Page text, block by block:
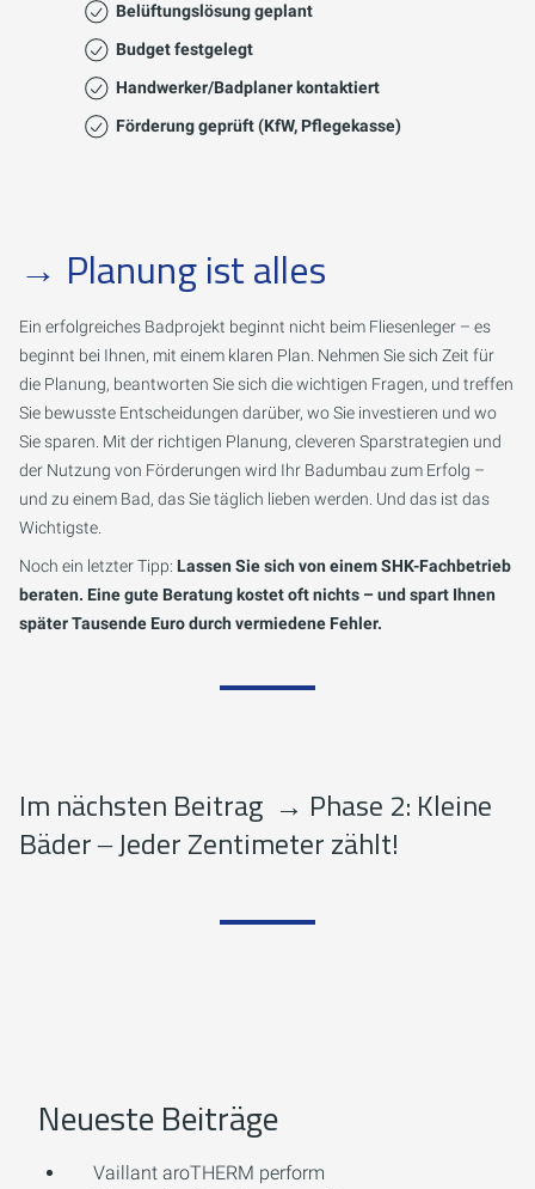
Belüftungslösung geplant
Budget festgelegt
Handwerker/Badplaner kontaktiert
Förderung geprüft (KfW, Pflegekasse)
→ Planung ist alles
Ein erfolgreiches Badprojekt beginnt nicht beim Fliesenleger – es
beginnt bei Ihnen, mit einem klaren Plan. Nehmen Sie sich Zeit für
die Planung, beantworten Sie sich die wichtigen Fragen, und treffen
Sie bewusste Entscheidungen darüber, wo Sie investieren und wo
Sie sparen. Mit der richtigen Planung, cleveren Sparstrategien und
der Nutzung von Förderungen wird Ihr Badumbau zum Erfolg –
und zu einem Bad, das Sie täglich lieben werden. Und das ist das
Wichtigste.
Noch ein letzter Tipp: Lassen Sie sich von einem SHK-Fachbetrieb
beraten. Eine gute Beratung kostet oft nichts – und spart Ihnen
später Tausende Euro durch vermiedene Fehler.
Im nächsten Beitrag → Phase 2: Kleine
Bäder ‒ Jeder Zentimeter zählt!
Neueste Beiträge
Vaillant aroTHERM perform